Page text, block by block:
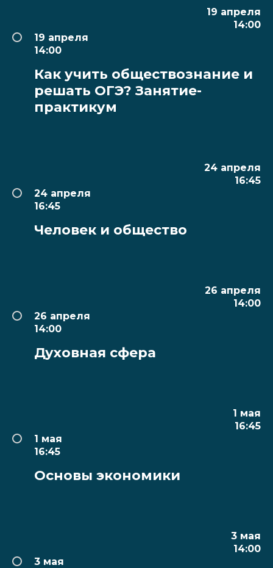
19 апреля
14:00
19 апреля
14:00
Как учить обществознание и
решать ОГЭ? Занятие-
практикум
24 апреля
16:45
24 апреля
16:45
Человек и общество
26 апреля
14:00
26 апреля
14:00
Духовная сфера
1 мая
16:45
1 мая
16:45
Основы экономики
3 мая
14:00
3 мая